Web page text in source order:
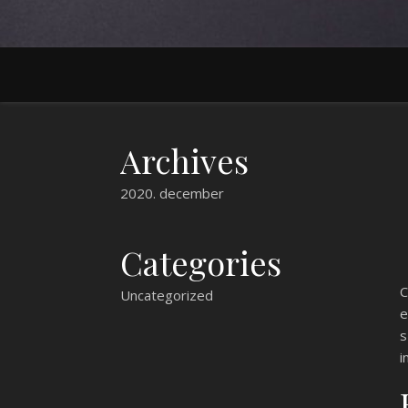
Archives
2020. december
Categories
Uncategorized